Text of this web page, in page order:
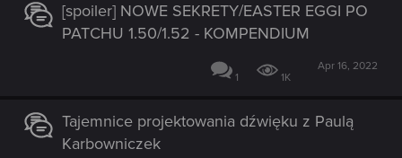
[spoiler] NOWE SEKRETY/EASTER EGGI PO
PATCHU 1.50/1.52 - KOMPENDIUM
1 1K
Apr 16, 2022
Tajemnice projektowania dźwięku z Paulą
Karbowniczek